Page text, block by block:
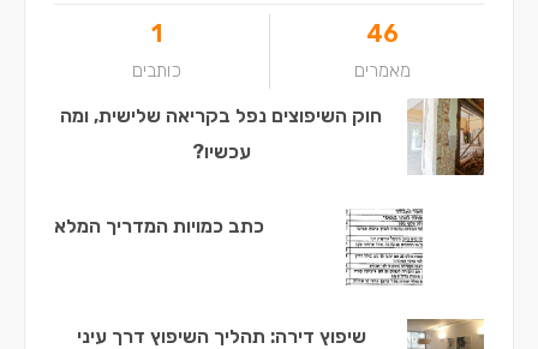
46
מאמרים
1
כותבים
חוק השיפוצים נפל בקריאה שלישית, ומה
עכשיו?
כתב כמויות המדריך המלא
שיפוץ דירה: תהליך השיפוץ דרך עיני